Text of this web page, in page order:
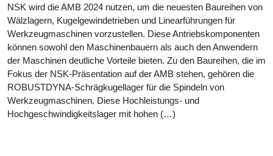
NSK wird die AMB 2024 nutzen, um die neuesten Baureihen von
Wälzlagern, Kugelgewindetrieben und Linearführungen für
Werkzeugmaschinen vorzustellen. Diese Antriebskomponenten
können sowohl den Maschinenbauern als auch den Anwendern
der Maschinen deutliche Vorteile bieten. Zu den Baureihen, die im
Fokus der NSK-Präsentation auf der AMB stehen, gehören die
ROBUSTDYNA-Schrägkugellager für die Spindeln von
Werkzeugmaschinen. Diese Hochleistungs- und
Hochgeschwindigkeitslager mit hohen (…)